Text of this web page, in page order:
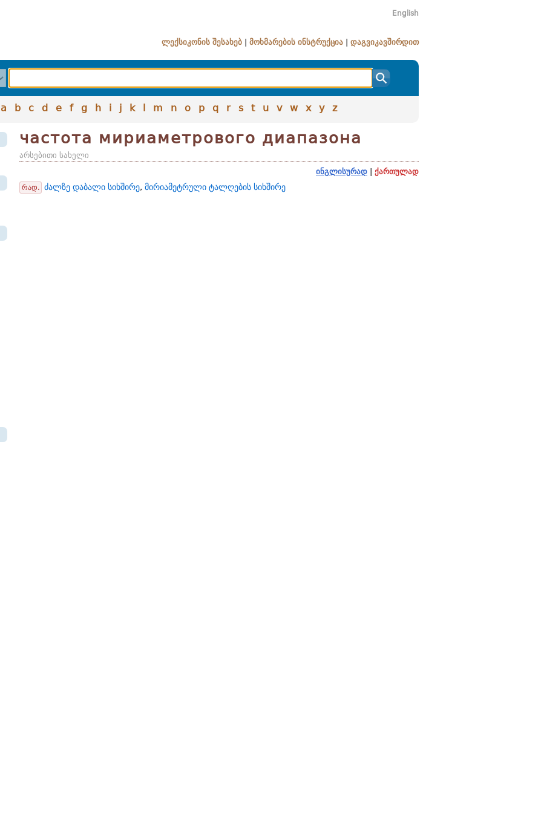
English
ლექსიკონის შესახებ მოხმარების ინსტრუქცია დაგვიკავშირდით
a b c d e f g h i j k l m n o p q r s t u v w x y z
частота мириаметрового диапазона
არსებითი სახელი
ინგლისურად
ქართულად
რად. ძალზე დაბალი სიხშირე, მირიამეტრული ტალღების სიხშირე